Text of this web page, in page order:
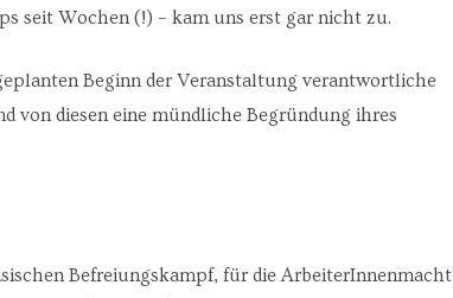
seit Wochen (!) – kam uns erst gar nicht zu.
Beginn der Veranstaltung verantwortliche
von diesen eine mündliche Begründung ihres
Befreiungskampf, für die ArbeiterInnenmacht